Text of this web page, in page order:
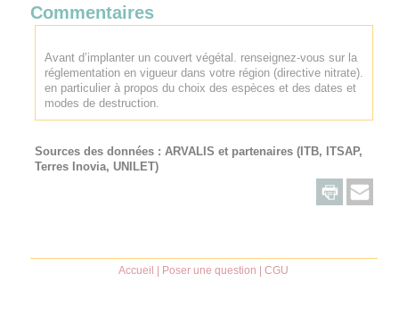
Commentaires
Avant d’implanter un couvert végétal. renseignez-vous sur la
réglementation en vigueur dans votre région (directive nitrate).
en particulier à propos du choix des espèces et des dates et
modes de destruction.
Sources des données : ARVALIS et partenaires (ITB, ITSAP,
Terres Inovia, UNILET)
Accueil | Poser une question |CGU